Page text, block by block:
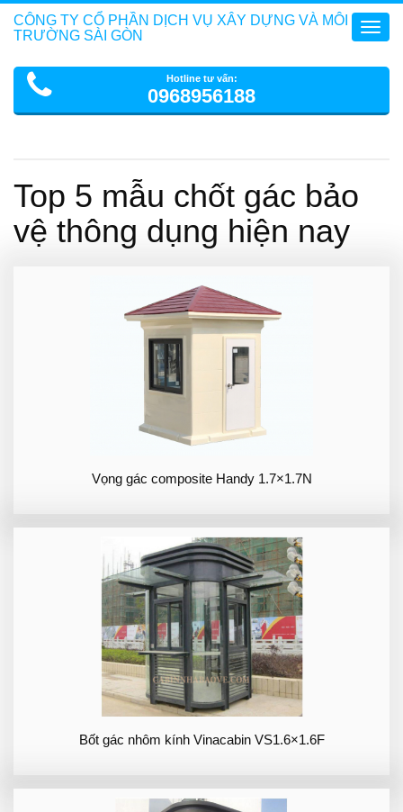
CÔNG TY CỔ PHẦN DỊCH VỤ XÂY DỰNG VÀ MÔI
TRƯỜNG SÀI GÒN
Hotline tư vấn:
0968956188
Top 5 mẫu chốt gác bảo
vệ thông dụng hiện nay
Vọng gác composite Handy 1.7×1.7N
Bốt gác nhôm kính Vinacabin VS1.6×1.6F